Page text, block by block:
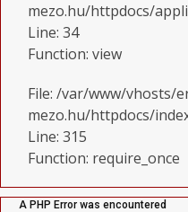
mezo.hu/httpdocs/
Line: 34
Function: view
File: /var/www/vhosts/
mezo.hu/httpdocs/
Line: 315
Function: require_once
A PHP Error was encountered